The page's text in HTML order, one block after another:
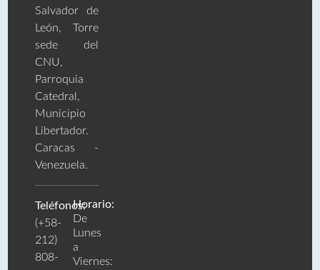
Salvador de
León, Torre
sede del
CNU,
Parroquia
Catedral,
Municipio
Libertador.
Caracas -
Venezuela.
Teléfonos:
(+58-
212)
808-
Horario:
De
Lunes
a
Viernes: